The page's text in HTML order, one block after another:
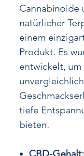
Cannabinoide
natürlicher
einem
Produkt. Es
entwickelt, um
tiefe
bieten.
CBD-Gehalt: